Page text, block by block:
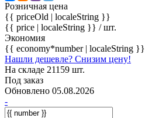
Розничная цена
{{ priceOld | localeString }}
{{ price | localeString }} / шт.
Экономия
{{ economy*number | localeString }}
Нашли дешевле? Снизим цену!
На складе 21159 шт.
Под заказ
Обновлено 05.08.2026
-